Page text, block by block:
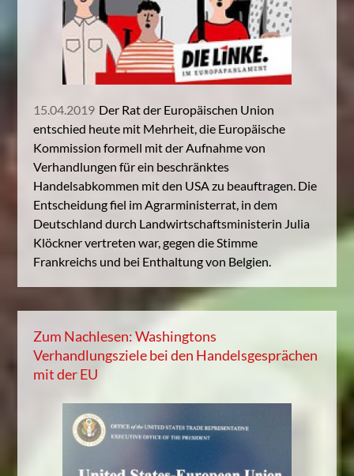
15.04.2019 Der Rat der Europäischen Union
entschied heute mit Mehrheit, die Europäische
Kommission formell mit der Aufnahme von
Verhandlungen für ein beschränktes
Handelsabkommen mit den USA zu beauftragen. Die
Entscheidung fiel im Agrarministerrat, in dem
Deutschland durch Landwirtschaftsministerin Julia
Klöckner vertreten war, gegen die Stimme
Frankreichs und bei Enthaltung von Belgien.
Zum Nachlesen: Washingtons
Verhandlungsziele bei den Handelsgesprächen
mit der EU